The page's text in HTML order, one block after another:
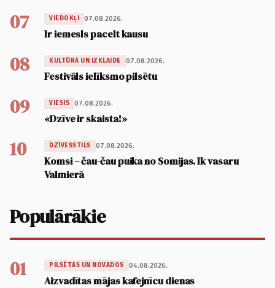
07 VIEDOKĻI 07.08.2026.
Ir iemesls pacelt kausu
08 KULTŪRA UN IZKLAIDE 07.08.2026.
Festivāls ielīksmo pilsētu
09 VIESIS 07.08.2026.
«Dzīve ir skaista!»
10 DZĪVESSTILS 07.08.2026.
Komsi – čau-čau puika no Somijas. Ik vasaru
Valmierā
Populārākie
01 PILSĒTĀS UN NOVADOS 04.08.2026.
Aizvadītas mājas kafejnīcu dienas